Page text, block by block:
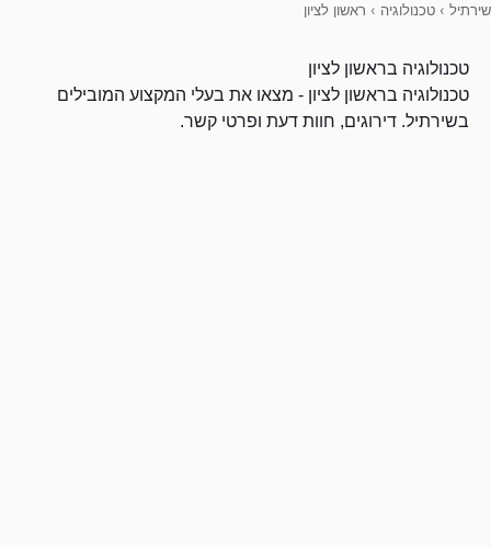
שירתיל › טכנולוגיה › ראשון לציון
טכנולוגיה בראשון לציון
טכנולוגיה בראשון לציון - מצאו את בעלי המקצוע המובילים
בשירתיל. דירוגים, חוות דעת ופרטי קשר.